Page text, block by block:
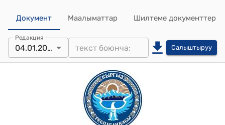
Документ Маалыматтар Шилтеме документтер
Редакция
04.01.2013 Салыштыруу